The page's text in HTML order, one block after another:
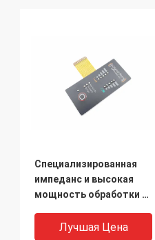
Специализированная
импеданс и высокая
мощность обработки в
компонентами
Лучшая Цена